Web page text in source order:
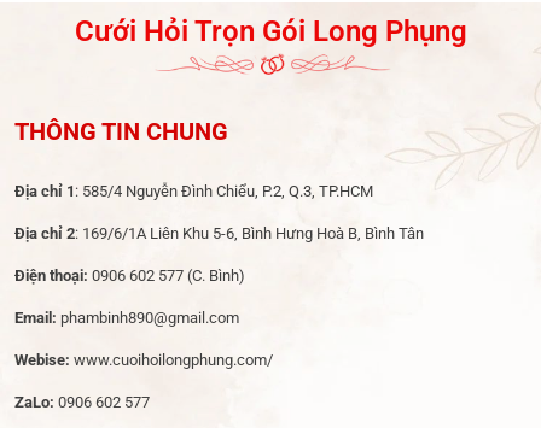
Cưới Hỏi Trọn Gói Long Phụng
THÔNG TIN CHUNG
Địa chỉ 1 : 585/4 Nguyễn Đình Chiểu, P.2, Q.3, TP.HCM
Địa chỉ 2: 169/6/1A Liên Khu 5-6, Bình Hưng Hoà B, Bình Tân
Điện thoại: 0906 602 577 (C. Bình)
Email: phambinh890@gmail.com
Webise: www.cuoihoilongphung.com/
ZaLo: 0906 602 577